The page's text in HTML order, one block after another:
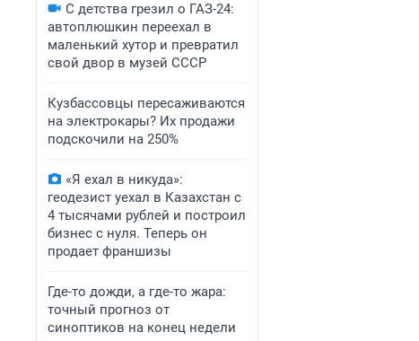
С детства грезил о ГАЗ-24:
автоплюшкин переехал в
маленький хутор и превратил
свой двор в музей СССР
Кузбассовцы пересаживаются
на электрокары? Их продажи
подскочили на 250%
«Я ехал в никуда»:
геодезист уехал в Казахстан с
4 тысячами рублей и построил
бизнес с нуля. Теперь он
продает франшизы
Где-то дожди, а где-то жара:
точный прогноз от
синоптиков на конец недели